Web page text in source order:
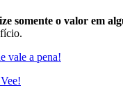
somente o valor em
vale a pena!